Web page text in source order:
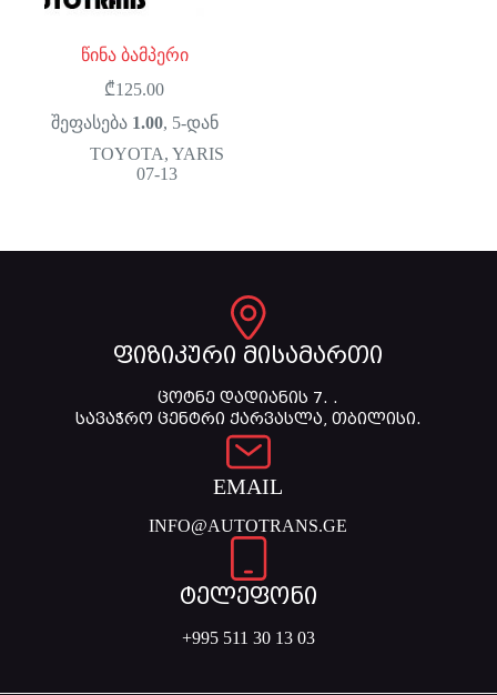
წინა ბამპერი
₾125.00
შეფასება 1.00, 5-დან
TOYOTA, YARIS
07-13
ფიზიკური მისამართი
ცოტნე დადიანის 7. .
სავაჭრო ცენტრი ქარვასლა, თბილისი.
EMAIL
INFO@AUTOTRANS.GE
ტელეფონი
+995 511 30 13 03